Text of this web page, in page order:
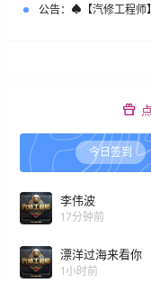
公告： ♠【汽修工程师】新人必看
今日签到
李伟波
17分钟前
漂洋过海来看你
1小时前